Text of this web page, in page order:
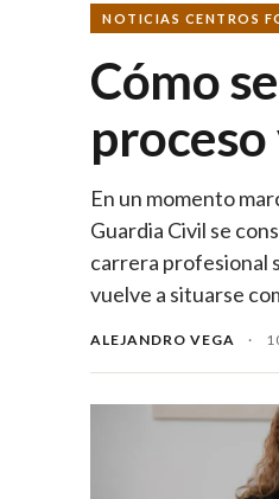
NOTICIAS CENTROS
Cómo
En un momento
Guardia Civil se
carrera profesional
vuelve a situarse
ALEJANDRO VEGA ·